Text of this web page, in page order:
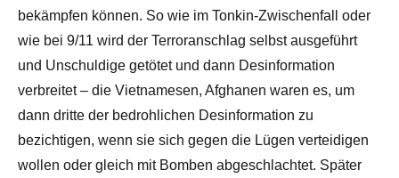
bekämpfen können. So wie im Tonkin-Zwischenfall oder
wie bei 9/11 wird der Terroranschlag selbst ausgeführt
und Unschuldige getötet und dann Desinformation
verbreitet – die Vietnamesen, Afghanen waren es, um
dann dritte der bedrohlichen Desinformation zu
bezichtigen, wenn sie sich gegen die Lügen verteidigen
wollen oder gleich mit Bomben abgeschlachtet. Später